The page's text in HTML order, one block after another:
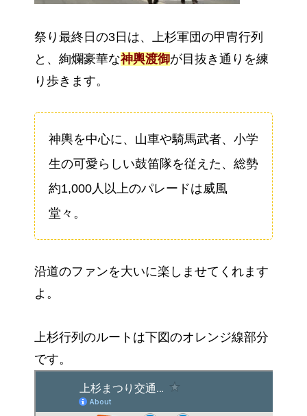
祭り最終日の3日は、上杉軍団の甲冑行列
と、絢爛豪華な神輿渡御が目抜き通りを練
り歩きます。
神輿を中心に、山車や騎馬武者、小学
生の可愛らしい鼓笛隊を従えた、総勢
約1,000人以上のパレードは威風
堂々。
沿道のファンを大いに楽しませてくれます
よ。
上杉行列のルートは下図のオレンジ線部分
です。